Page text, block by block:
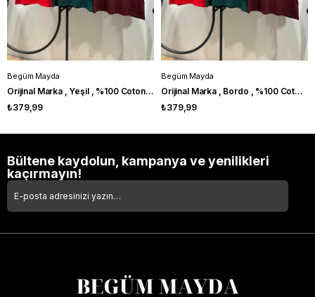
Begüm Mayda
Orijinal Marka , Yeşil , %100 Coton , V Yaka Tshirt
₺379,99
Begüm Mayda
Orijinal Marka , Bordo , %100 Coton , V Yaka Tshirt
₺379,99
Bültene kaydolun, kampanya ve yenilikleri
kaçırmayın!